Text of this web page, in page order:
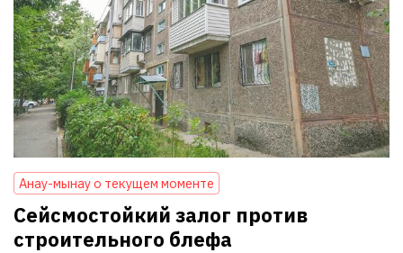
Анау-мынау о текущем моменте
Сейсмостойкий залог против
строительного блефа